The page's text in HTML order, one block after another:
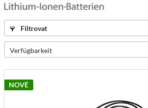
Filtrovat
NOVÉ